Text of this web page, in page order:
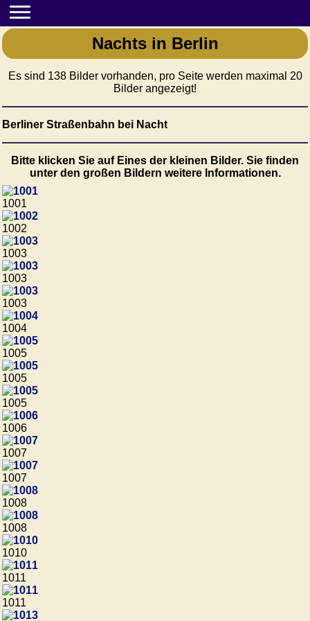
Nachts in Berlin
Es sind 138 Bilder vorhanden, pro Seite werden maximal 20
Bilder angezeigt!
Berliner Straßenbahn bei Nacht
Bitte klicken Sie auf Eines der kleinen Bilder. Sie finden
unter den großen Bildern weitere Informationen.
1001
1002
1003
1003
1003
1004
1005
1005
1005
1006
1007
1007
1008
1008
1010
1011
1011